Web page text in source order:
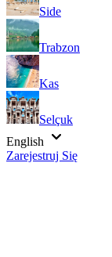
Side
Trabzon
Kas
Selçuk
English
Zarejestruj Się